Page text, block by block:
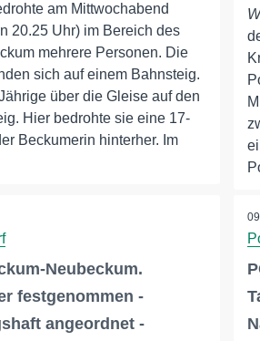
am Mittwochabend
20.25 Uhr) im Bereich des
mehrere Personen. Die
sich auf einem Bahnsteig.
über die Gleise auf den
Hier bedrohte sie eine 17-
Beckumerin hinterher. Im
Neubeckum.
festgenommen -
angeordnet -